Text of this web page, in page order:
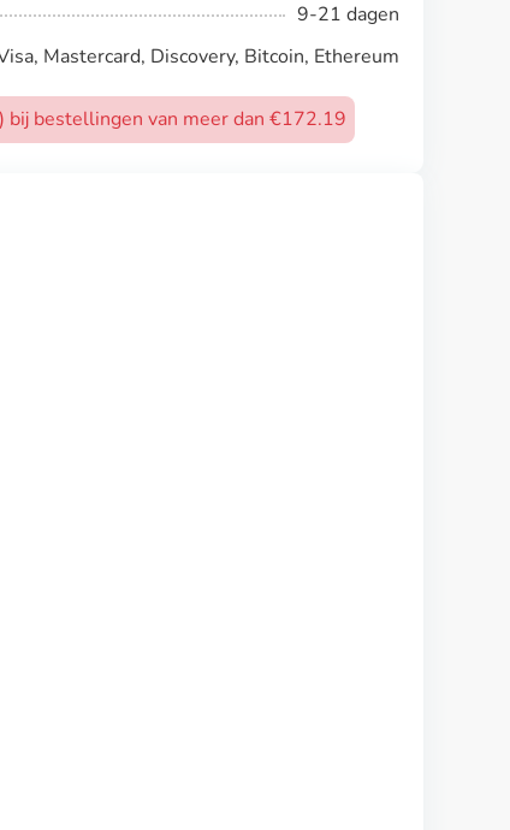
9-21 dagen
Mastercard, Discovery, Bitcoin, Ethereum
bij bestellingen van meer dan €172.19